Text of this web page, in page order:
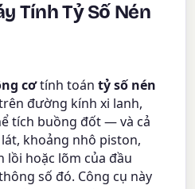
Tính Tỷ Số Nén
cơtính toántỷ số nén
đường kính xi lanh,
tích buồng đốt — và cả
khoảng nhô piston,
lồi hoặc lõm của đầu
số đó. Công cụ này